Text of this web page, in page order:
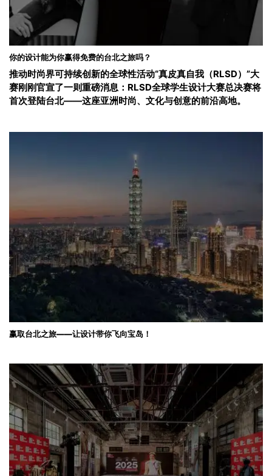
你的设计能为你赢得免费的台北之旅吗？
推动时尚界可持续创新的全球性活动“真皮真自我（RLSD）”大
赛刚刚官宣了一则重磅消息：RLSD全球学生设计大赛总决赛将
首次登陆台北——这座亚洲时尚、文化与创意的前沿高地。
赢取台北之旅——让设计带你飞向宝岛！